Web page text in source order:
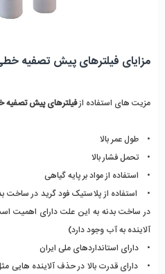
مزایای فیلترهای پیش تصفیه
مزیت های استفاده ازفیلترهای پیش تصفیه
• طول عمر بالا
• تحمل فشار بالا
• استفاده از مواد بر پایه گیاهی
• استفاده از پلاستیک فود گرید در ساخت
در ساخت بدنه به این علت دارای اهمیت
آلاینده به آب وجود دارد)
• دارای استانداردهای ملی ایران
• دارای قدرت بالا در حذف آلاینده هایی